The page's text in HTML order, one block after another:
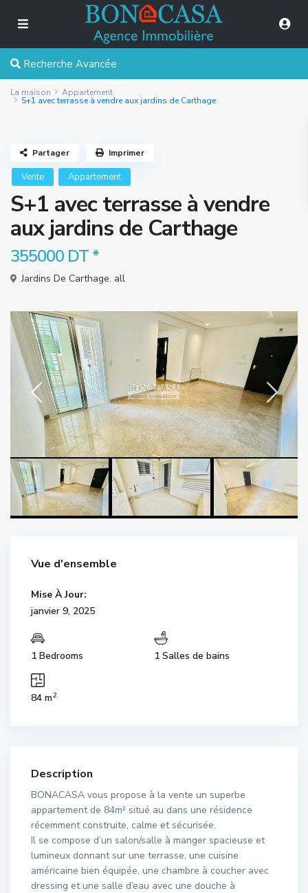
Recherche Avancée
La maison Appartement
S+1 avec terrasse à vendre aux jardins de Carthage
Vente Appartement
S+1 avec terrasse à vendre
aux jardins de Carthage
355000 DT*
Jardins De Carthage, all
Partager Imprimer
Vue d'ensemble
Mise À Jour:
janvier 9, 2025
1 Bedrooms 1 Salles de bains
84 m2
Description
BONACASA vous propose à la vente un superbe
appartement de 84m² situé au dans une résidence
récemment construite, calme et sécurisée.
Il se compose d’un salon/salle à manger spacieuse et
lumineux donnant sur une terrasse, une cuisine
américaine bien équipée, une chambre à coucher avec
dressing et une salle d’eau avec une douche à